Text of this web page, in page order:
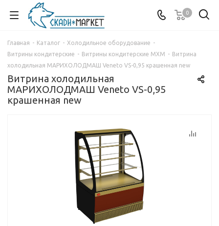
0
Главная - Каталог - Холодильное оборудование -
Витрины кондитерские - Витрины кондитерские МХМ - Витрина
холодильная МАРИХОЛОДМАШ Veneto VS-0,95 крашенная new
Витрина холодильная
МАРИХОЛОДМАШ Veneto VS-0,95
крашенная new